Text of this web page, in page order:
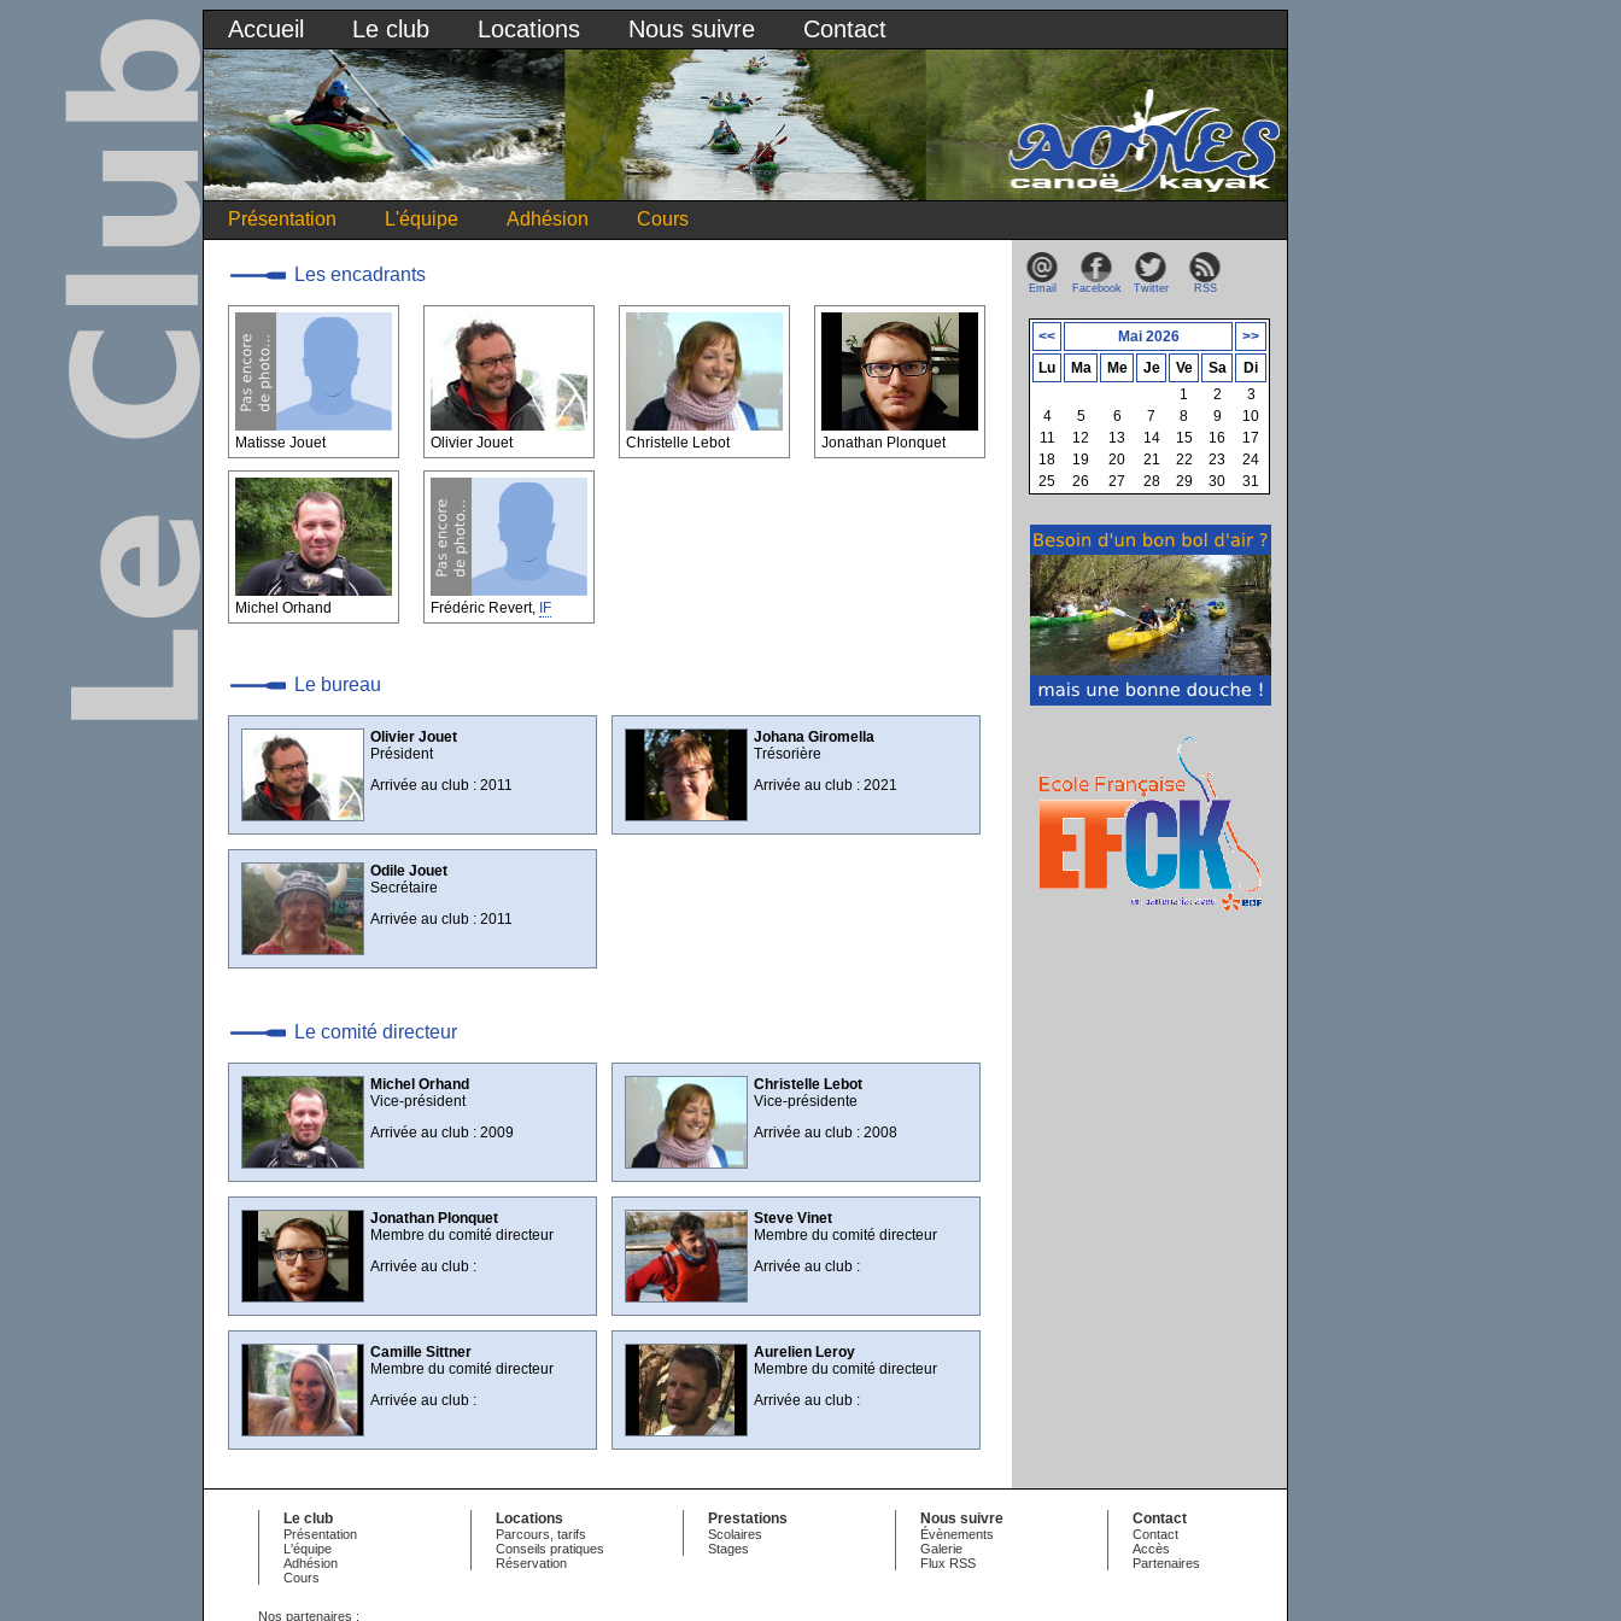
Accueil Le club Locations Nous suivre Contact
Présentation L'équipe Adhésion Cours
Les encadrants
Matisse Jouet Olivier Jouet Christelle Lebot Jonathan Plonquet
Michel Orhand Frédéric Revert, IF
Le bureau
Olivier Jouet
Président
Arrivée au club : 2011
Johana Giromella
Trésorière
Arrivée au club : 2021
Odile Jouet
Secrétaire
Arrivée au club : 2011
Le comité directeur
Michel Orhand
Vice-président
Arrivée au club : 2009
Christelle Lebot
Vice-présidente
Arrivée au club : 2008
Jonathan Plonquet
Membre du comité directeur
Arrivée au club :
Steve Vinet
Membre du comité directeur
Arrivée au club :
Camille Sittner
Membre du comité directeur
Arrivée au club :
Aurelien Leroy
Membre du comité directeur
Arrivée au club :
Email Facebook Twitter RSS
<< Mai 2026
>>
Lu
Ma Me Je Ve Sa
Di
1
2
3
4
5 6 7 8 9
10
11
12 13 14 15 16
17
18
19 20 21 22 23
24
25
26 27 28 29 30 31
Le club
Présentation
L'équipe
Adhésion
Cours
Locations
Parcours, tarifs
Conseils pratiques
Réservation
Prestations
Scolaires
Stages
Nous suivre
Évènements
Galerie
Flux RSS
Contact
Contact
Accès
Partenaires
Nos partenaires :